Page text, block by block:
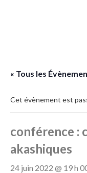
« Tous les
Cet évènement est
conférence :
akashiques
24 juin 2022 @ 19 h